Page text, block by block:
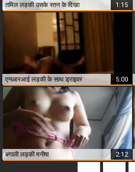
तमिल लड़की उसके स्तन के दिखा 1:15
एनआरआई लड़की के साथ ड्राइवर 5:00
बंगाली लड़की मनीषा 2:12